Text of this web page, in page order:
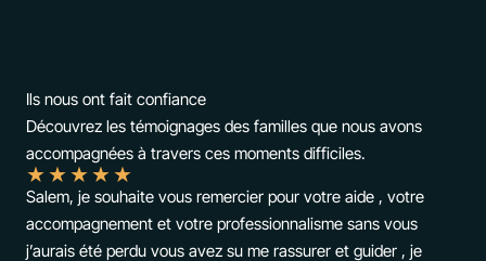
Ils nous ont fait confiance
Découvrez les témoignages des familles que nous avons
accompagnées à travers ces moments difficiles.
★★★★★
Salem, je souhaite vous remercier pour votre aide , votre
accompagnement et votre professionnalisme sans vous
j’aurais été perdu vous avez su me rassurer et guider , je